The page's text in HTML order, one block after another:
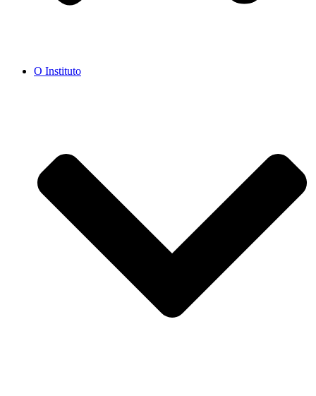
O Instituto